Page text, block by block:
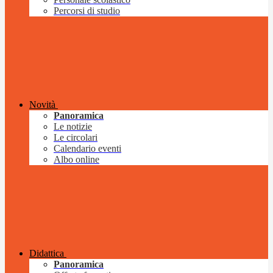
Percorsi di studio
Novità
Panoramica
Le notizie
Le circolari
Calendario eventi
Albo online
Didattica
Panoramica